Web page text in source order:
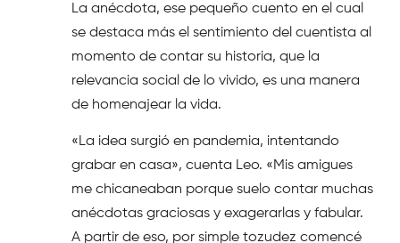
La anécdota, ese pequeño cuento en el cual
se destaca más el sentimiento del cuentista al
momento de contar su historia, que la
relevancia social de lo vivido, es una manera
de homenajear la vida.
«La idea surgió en pandemia, intentando
grabar en casa», cuenta Leo. «Mis amigues
me chicaneaban porque suelo contar muchas
anécdotas graciosas y exagerarlas y fabular.
A partir de eso, por simple tozudez comencé